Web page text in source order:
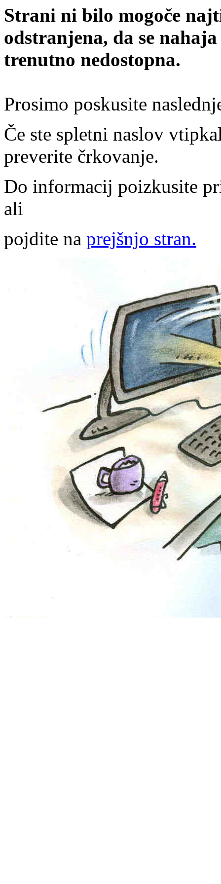
Strani ni bilo mogoče
odstranjena, da se
trenutno nedostopna.
Prosimo poskusite
Če ste spletni naslov
preverite črkovanje.
Do informacij poizkusite
ali
pojdite na prejšnjo stran.